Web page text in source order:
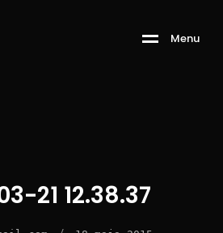
Menu
21 12.38.37